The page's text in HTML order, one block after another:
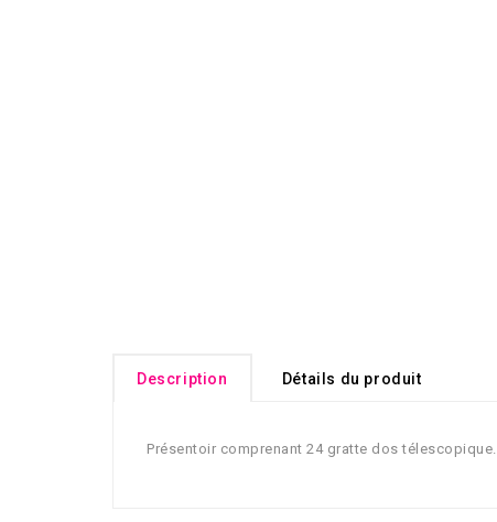
Description Détails du produit
Présentoir comprenant 24 gratte dos télescopique.